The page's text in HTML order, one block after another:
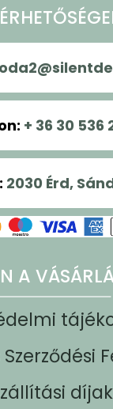
A
díjak
: + 36 30 536
: 2030 Érd,